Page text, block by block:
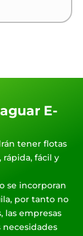
E-
tener flotas
fácil y
se incorporan
por tanto no
las empresas
necesidades